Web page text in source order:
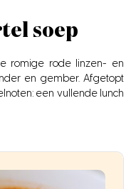
soep
romige rode linzen- en
en gember. Afgetopt
een vullende lunch